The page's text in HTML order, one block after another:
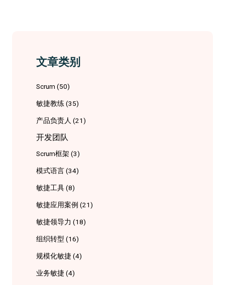
文章类别
Scrum (50)
敏捷教练(35)
产品负责人(21)
开发团队
Scrum框架 (3)
模式语言(34)
敏捷工具(8)
敏捷应用案例 (21)
敏捷领导力 (18)
组织转型(16)
规模化敏捷(4)
业务敏捷(4)